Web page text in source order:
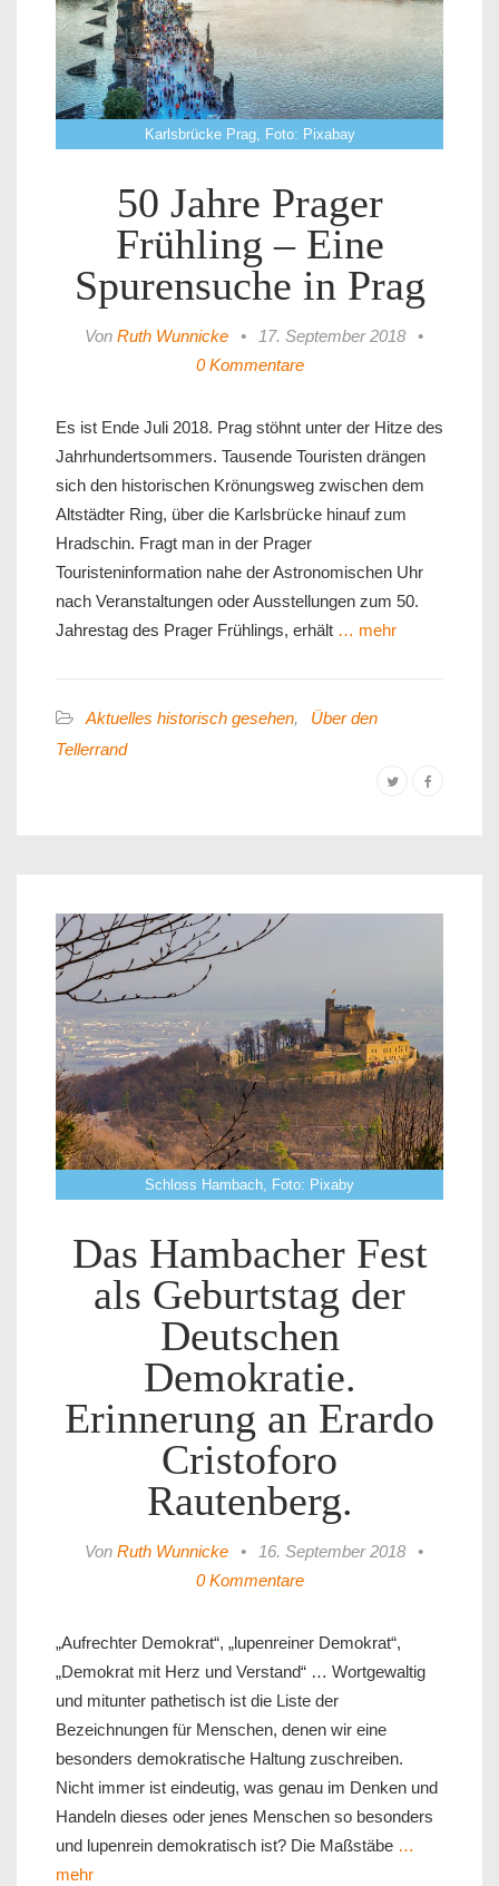
Karlsbrücke Prag, Foto: Pixabay
50 Jahre Prager
Frühling – Eine
Spurensuche in Prag
Von Ruth Wunnicke • 17. September 2018
•
0 Kommentare
Es ist Ende Juli 2018. Prag stöhnt unter der Hitze des
Jahrhundertsommers. Tausende Touristen drängen
sich den historischen Krönungsweg zwischen dem
Altstädter Ring, über die Karlsbrücke hinauf zum
Hradschin. Fragt man in der Prager
Touristeninformation nahe der Astronomischen Uhr
nach Veranstaltungen oder Ausstellungen zum 50.
Jahrestag des Prager Frühlings, erhält … mehr
Aktuelles historisch gesehen,
Über den
Tellerrand
Schloss Hambach, Foto: Pixaby
Das Hambacher Fest
als Geburtstag der
Deutschen
Demokratie.
Erinnerung an Erardo
Cristoforo
Rautenberg.
Von Ruth Wunnicke • 16. September 2018
•
0 Kommentare
„Aufrechter Demokrat“, „lupenreiner Demokrat“,
„Demokrat mit Herz und Verstand“ … Wortgewaltig
und mitunter pathetisch ist die Liste der
Bezeichnungen für Menschen, denen wir eine
besonders demokratische Haltung zuschreiben.
Nicht immer ist eindeutig, was genau im Denken und
Handeln dieses oder jenes Menschen so besonders
und lupenrein demokratisch ist? Die Maßstäbe …
mehr